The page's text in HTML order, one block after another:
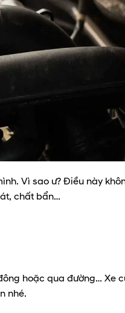
Vì sao ư? Điều này
chất bẩn…
hoặc qua đường… Xe
nhé.